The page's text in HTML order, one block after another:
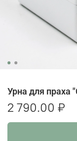
Урна для праха
2 790.00 ₽